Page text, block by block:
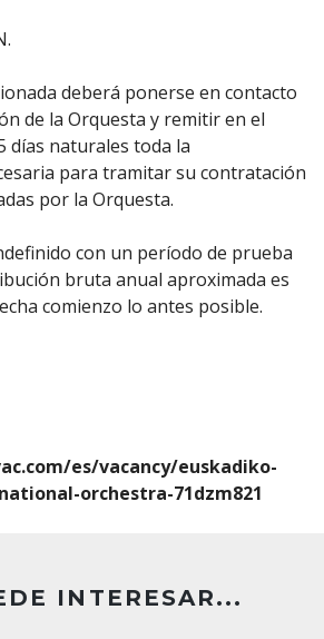
deberá ponerse en contacto
de la Orquesta y remitir en el
días naturales toda la
para tramitar su contratación
por la Orquesta.
con un período de prueba
bruta anual aproximada es
comienzo lo antes posible.
es/vacancy/euskadiko-
orchestra-71dzm821
INTERESAR...